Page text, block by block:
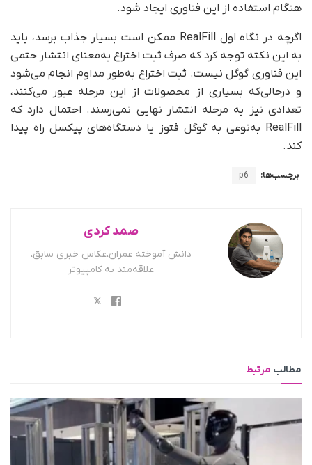
هنگام استفاده از این فناوری ایجاد شود.
اگرچه در نگاه اول RealFill ممکن است بسیار جذاب برسد، باید
به این نکته توجه کرد که صرف ثبت اختراع به‌معنای انتشار حتمی
این فناوری گوگل نیست. ثبت اختراع به‌طور مداوم انجام می‌شود
و در‌حالی‌که بسیاری از محصولات از این مرحله عبور می‌کنند،
تعدادی نیز به مرحله انتشار نهایی نمی‌رسند. احتمال دارد که
RealFill به‌نوعی به گوگل فتوز یا دستگاه‌های پیکسل راه پیدا
کند.
برچسب‌ها: p6
صمد کردی
دانش آموخته عمران،عکاس خبری سابق،
علاقه‌مند به کامپیوتر
مطالب مرتبط